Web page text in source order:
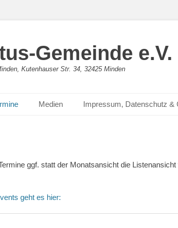
Gemeinde e.V.
Kutenhauser Str. 34, 32425 Minden
Medien Impressum, Datenschutz &
ggf. statt der Monatsansicht die
geht es hier: